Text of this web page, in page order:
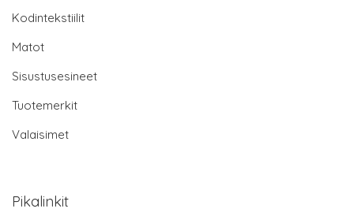
Kodintekstiilit
Matot
Sisustusesineet
Tuotemerkit
Valaisimet
Pikalinkit